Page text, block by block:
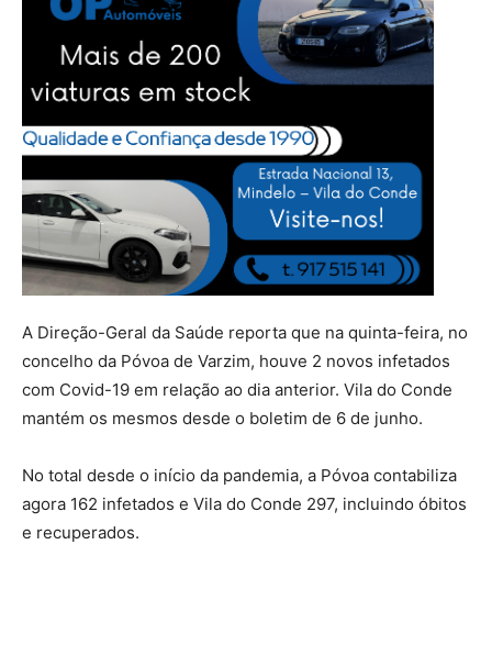
A Direção-Geral da Saúde reporta que na quinta-feira, no
concelho da Póvoa de Varzim, houve 2 novos infetados
com Covid-19 em relação ao dia anterior. Vila do Conde
mantém os mesmos desde o boletim de 6 de junho.
No total desde o início da pandemia, a Póvoa contabiliza
agora 162 infetados e Vila do Conde 297, incluindo óbitos
e recuperados.